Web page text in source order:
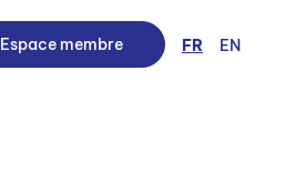
Espace membre FR EN
Fermer